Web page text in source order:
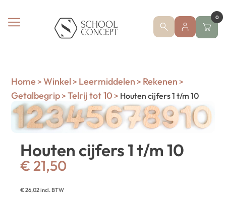
0
Home > Winkel > Leermiddelen > Rekenen >
Getalbegrip> Telrij tot 10 > Houten cijfers 1 t/m 10
Houten cijfers 1 t/m 10
€ 21,50
€26,02incl. BTW